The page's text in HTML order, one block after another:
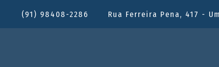
(91) 98408-2286 Rua Ferreira Pena, 417 -